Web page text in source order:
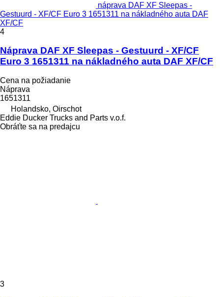
náprava DAF XF Sleepas -
Gestuurd - XF/CF Euro 3 1651311 na nákladného auta DAF
XF/CF
4
Náprava DAF XF Sleepas - Gestuurd - XF/CF
Euro 3 1651311 na nákladného auta DAF XF/CF
Cena na požiadanie
Náprava
1651311
Holandsko, Oirschot
Eddie Ducker Trucks and Parts v.o.f.
Obráťte sa na predajcu
3